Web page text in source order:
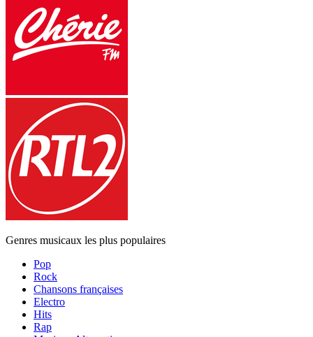
Genres musicaux les plus populaires
Pop
Rock
Chansons françaises
Electro
Hits
Rap